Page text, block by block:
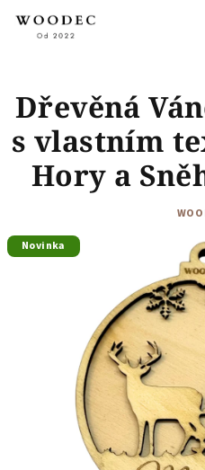
Dřevěná
s vlastním
Hory a
Novinka